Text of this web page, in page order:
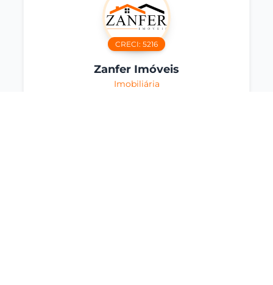
CRECI: 5216
Zanfer Imóveis
Imobiliária